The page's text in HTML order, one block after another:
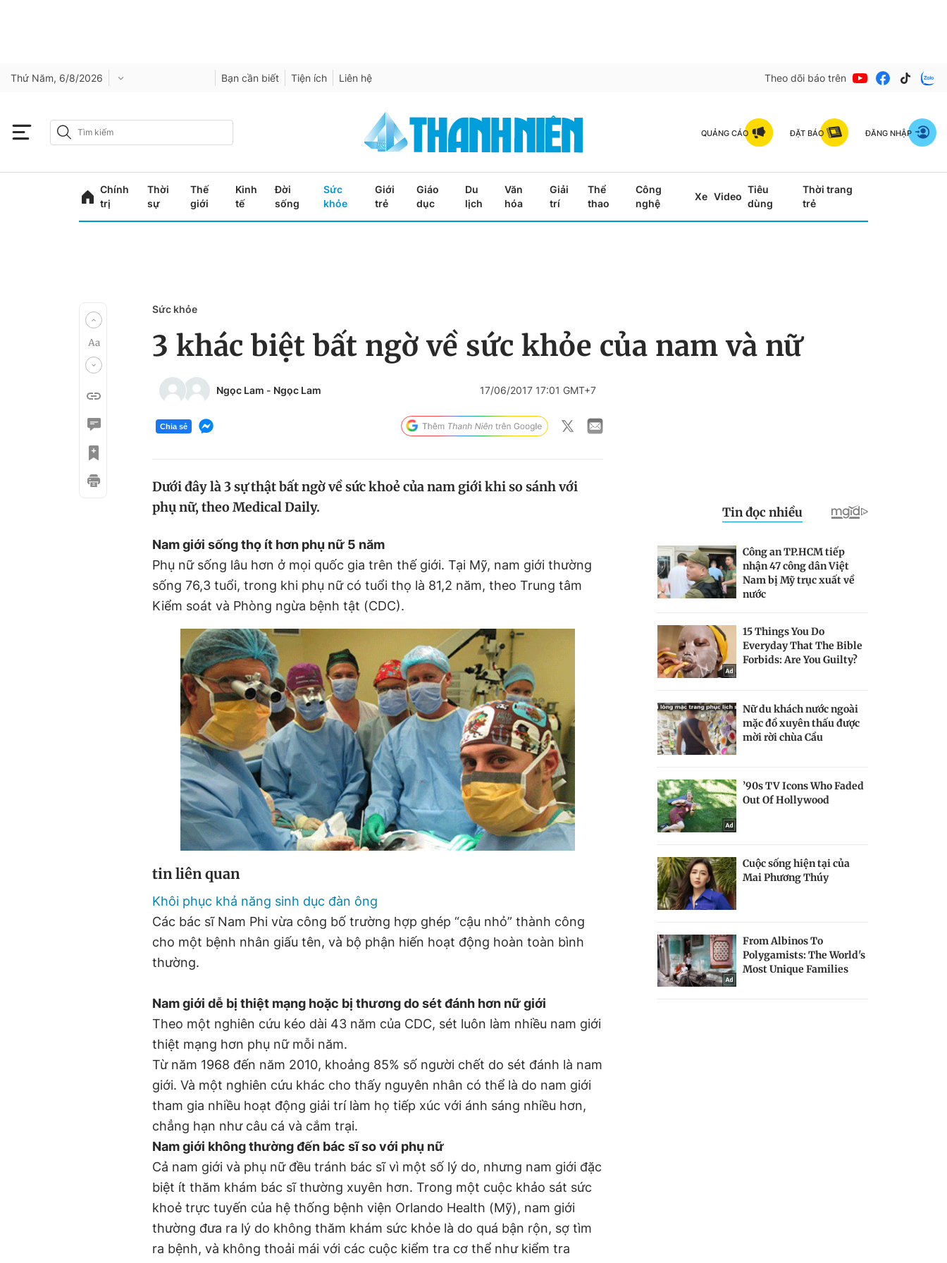
Thứ Năm, 6/8/2026 Bạn cần biết Tiện ích Liên hệ Theo dõi báo trên
QUẢNG CÁO ĐẶT BÁO ĐĂNG NHẬP
Chính
trị
Thời
sự
Thế
giới
Kinh
tế
Đời
sống
Sức
khỏe
Giới
trẻ
Giáo
dục
Du
lịch
Văn
hóa
Giải
trí
Thể
thao
Công
nghệ
Xe Video
Tiêu
dùng
Thời trang
trẻ
Sức khỏe
3 khác biệt bất ngờ về sức khỏe của nam và nữ
Ngọc Lam - Ngọc Lam 17/06/2017 17:01 GMT+7
Chia sẻ
Dưới đây là 3 sự thật bất ngờ về sức khoẻ của nam giới khi so sánh với
phụ nữ, theo Medical Daily.
Nam giới sống thọ ít hơn phụ nữ 5 năm
Phụ nữ sống lâu hơn ở mọi quốc gia trên thế giới. Tại Mỹ, nam giới thường
sống 76,3 tuổi, trong khi phụ nữ có tuổi thọ là 81,2 năm, theo Trung tâm
Kiểm soát và Phòng ngừa bệnh tật (CDC).
tin liên quan
Khôi phục khả năng sinh dục đàn ông
Các bác sĩ Nam Phi vừa công bố trường hợp ghép “cậu nhỏ” thành công
cho một bệnh nhân giấu tên, và bộ phận hiến hoạt động hoàn toàn bình
thường.
Nam giới dễ bị thiệt mạng hoặc bị thương do sét đánh hơn nữ giới
Theo một nghiên cứu kéo dài 43 năm của CDC, sét luôn làm nhiều nam giới
thiệt mạng hơn phụ nữ mỗi năm.
Từ năm 1968 đến năm 2010, khoảng 85% số người chết do sét đánh là nam
giới. Và một nghiên cứu khác cho thấy nguyên nhân có thể là do nam giới
tham gia nhiều hoạt động giải trí làm họ tiếp xúc với ánh sáng nhiều hơn,
chẳng hạn như câu cá và cắm trại.
Nam giới không thường đến bác sĩ so với phụ nữ
Cả nam giới và phụ nữ đều tránh bác sĩ vì một số lý do, nhưng nam giới đặc
biệt ít thăm khám bác sĩ thường xuyên hơn. Trong một cuộc khảo sát sức
khoẻ trực tuyến của hệ thống bệnh viện Orlando Health (Mỹ), nam giới
thường đưa ra lý do không thăm khám sức khỏe là do quá bận rộn, sợ tìm
ra bệnh, và không thoải mái với các cuộc kiểm tra cơ thể như kiểm tra